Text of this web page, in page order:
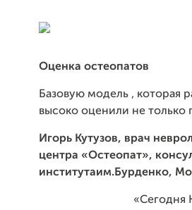
Оценка остеопатов
Базовую модель , которая
высоко оценили не
Игорь Кутузов, врач
центра «Остеопат»,
институтаим.Бурденко,
«Сегодня